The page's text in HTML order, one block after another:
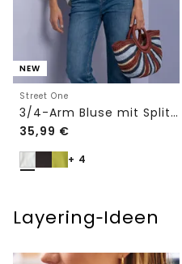
NEW
Street One
3/4-Arm Bluse mit Split Neck
35,99 €
+ 4
Layering‑Ideen